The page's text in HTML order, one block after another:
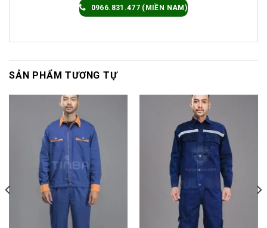
0966.831.477 (MIỀN NAM)
SẢN PHẨM TƯƠNG TỰ